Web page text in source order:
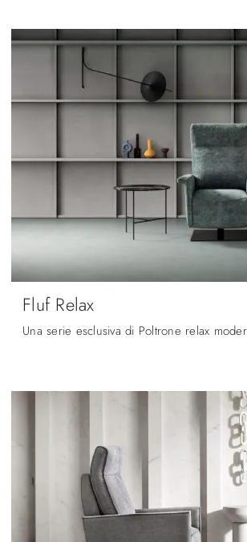
Fluf Relax